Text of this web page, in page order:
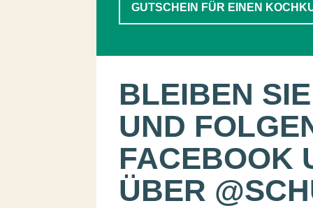
GUTSCHEIN FÜR EINEN
BLEIBEN
UND
FACEBOOK
ÜBER